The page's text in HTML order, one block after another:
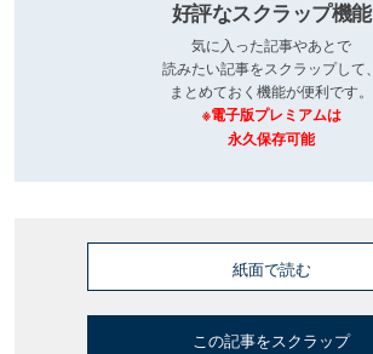
好評なスクラップ機能
気に入った記事やあとで
読みたい記事をスクラップして、
まとめておく機能が便利です。
※電子版プレミアムは
永久保存可能
紙面で読む
この記事をスクラップ